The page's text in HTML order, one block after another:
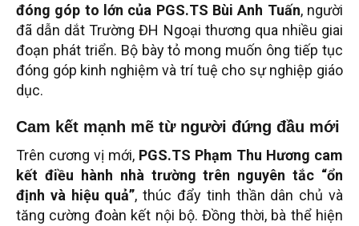
đóng góp to lớn của PGS.TS Bùi Anh Tuấn, người
đã dẫn dắt Trường ĐH Ngoại thương qua nhiều giai
đoạn phát triển. Bộ bày tỏ mong muốn ông tiếp tục
đóng góp kinh nghiệm và trí tuệ cho sự nghiệp giáo
dục.
Cam kết mạnh mẽ từ người đứng đầu mới
Trên cương vị mới, PGS.TS Phạm Thu Hương cam
kết điều hành nhà trường trên nguyên tắc “ổn
định và hiệu quả”, thúc đẩy tinh thần dân chủ và
tăng cường đoàn kết nội bộ. Đồng thời, bà thể hiện